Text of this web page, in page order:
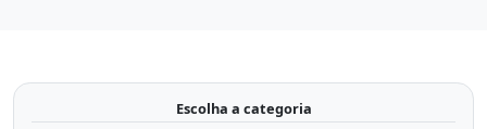
Escolha a categoria